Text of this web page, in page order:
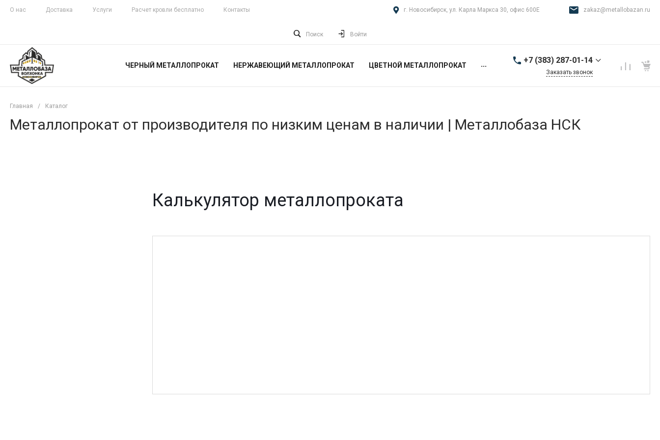
О нас Доставка Услуги Расчет кровли бесплатно Контакты г. Новосибирск, ул. Карла Маркса 30, офис 600Е zakaz@metallobazan.ru
Поиск Войти
ЧЕРНЫЙ МЕТАЛЛОПРОКАТ НЕРЖАВЕЮЩИЙ МЕТАЛЛОПРОКАТ ЦВЕТНОЙ МЕТАЛЛОПРОКАТ ... +7 (383) 287-01-14
9:00-18:00 пн-пт
Заказать звонок
Главная / Каталог
Металлопрокат от производителя по низким ценам в наличии | Металлобаза НСК
Калькулятор металлопроката